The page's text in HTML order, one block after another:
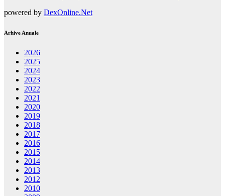
powered by DexOnline.Net
Arhive Anuale
2026
2025
2024
2023
2022
2021
2020
2019
2018
2017
2016
2015
2014
2013
2012
2010